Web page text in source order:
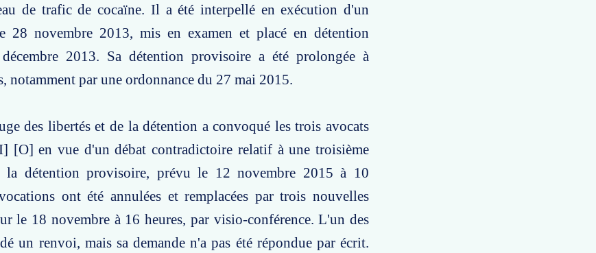
de trafic de cocaïne. Il a été interpellé en exécution d'un
28 novembre 2013, mis en examen et placé en détention
2013. Sa détention provisoire a été prolongée à
notamment par une ordonnance du 27 mai 2015.
des libertés et de la détention a convoqué les trois avocats
en vue d'un débat contradictoire relatif à une troisième
la détention provisoire, prévu le 12 novembre 2015 à 10
ont été annulées et remplacées par trois nouvelles
le 18 novembre à 16 heures, par visio-conférence. L'un des
un renvoi, mais sa demande n'a pas été répondue par écrit.